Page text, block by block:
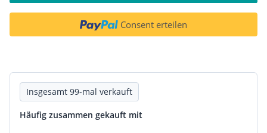
Consent erteilen
Insgesamt 99-mal verkauft
Häufig zusammen gekauft mit